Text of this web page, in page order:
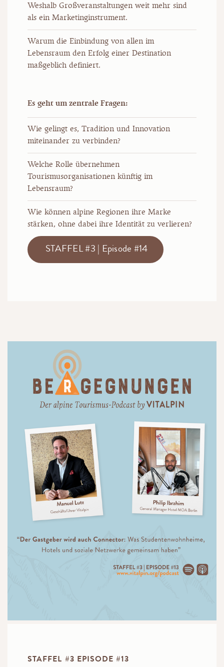
Weshalb Großveranstaltungen weit mehr sind
als ein Marketinginstrument.
Warum die Einbindung von allen im
Lebensraum den Erfolg einer Destination
maßgeblich definiert.
Es geht um zentrale Fragen:
Wie gelingt es, Tradition und Innovation
miteinander zu verbinden?
Welche Rolle übernehmen
Tourismusorganisationen künftig im
Lebensraum?
Wie können alpine Regionen ihre Marke
stärken, ohne dabei ihre Identität zu verlieren?
STAFFEL #3 | Episode #14
STAFFEL #3 EPISODE #13